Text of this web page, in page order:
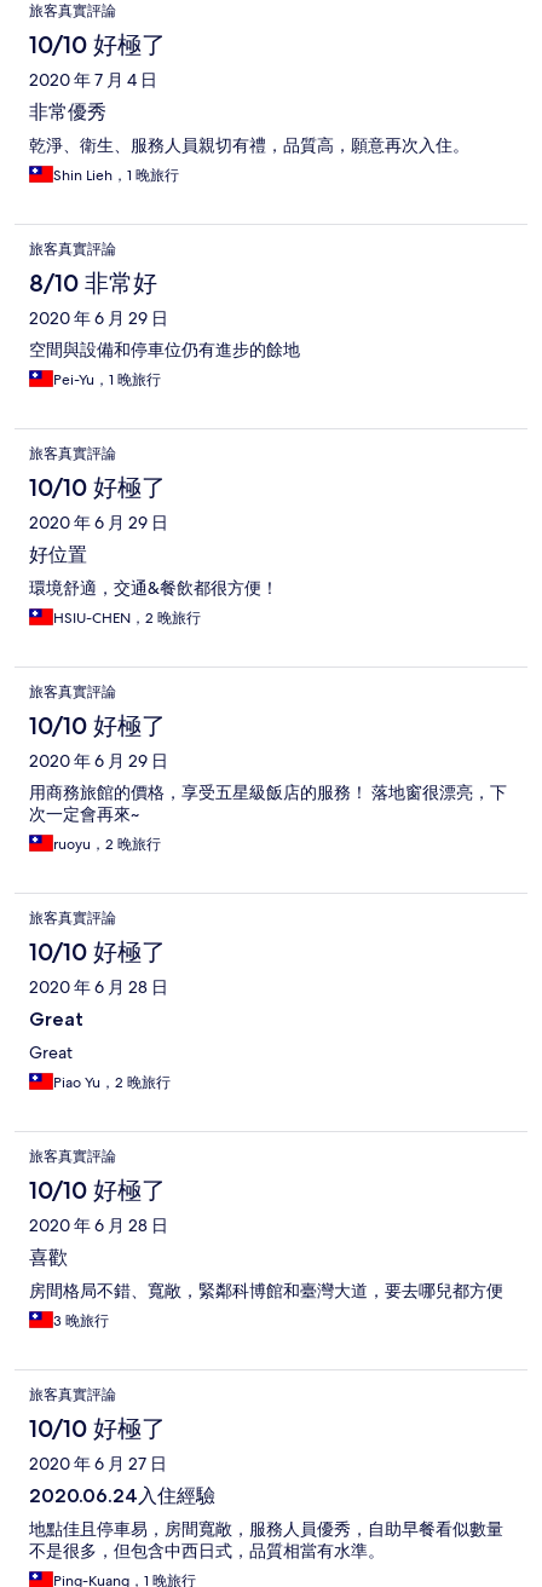
旅客真實評論
10/10 好極了
2020 年 7 月 4 日
非常優秀
乾淨、衛生、服務人員親切有禮，品質高，願意再次入住。
Shin Lieh，1 晚旅行
旅客真實評論
8/10 非常好
2020 年 6 月 29 日
空間與設備和停車位仍有進步的餘地
Pei-Yu，1 晚旅行
旅客真實評論
10/10 好極了
2020 年 6 月 29 日
好位置
環境舒適，交通&餐飲都很方便！
HSIU-CHEN，2 晚旅行
旅客真實評論
10/10 好極了
2020 年 6 月 29 日
用商務旅館的價格，享受五星級飯店的服務！ 落地窗很漂亮，下
次一定會再來~
ruoyu，2 晚旅行
旅客真實評論
10/10 好極了
2020 年 6 月 28 日
Great
Great
Piao Yu，2 晚旅行
旅客真實評論
10/10 好極了
2020 年 6 月 28 日
喜歡
房間格局不錯、寬敞，緊鄰科博館和臺灣大道，要去哪兒都方便
3 晚旅行
旅客真實評論
10/10 好極了
2020 年 6 月 27 日
2020.06.24入住經驗
地點佳且停車易，房間寬敞，服務人員優秀，自助早餐看似數量
不是很多，但包含中西日式，品質相當有水準。
Ping-Kuang，1 晚旅行